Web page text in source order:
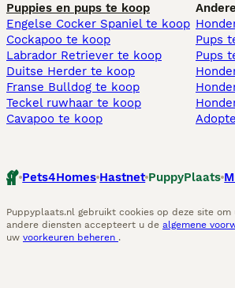
Puppies en pups te koop
Engelse Cocker Spaniel te koop
Cockapoo te koop
Labrador Retriever te koop
Duitse Herder te koop
Franse Bulldog te koop
Teckel ruwhaar te koop
Cavapoo te koop
Pups
Pups
Pets4Homes Hastnet PuppyPlaats
Puppyplaats.nl gebruikt cookies op deze site
andere diensten accepteert u de algemene
uw voorkeuren beheren .